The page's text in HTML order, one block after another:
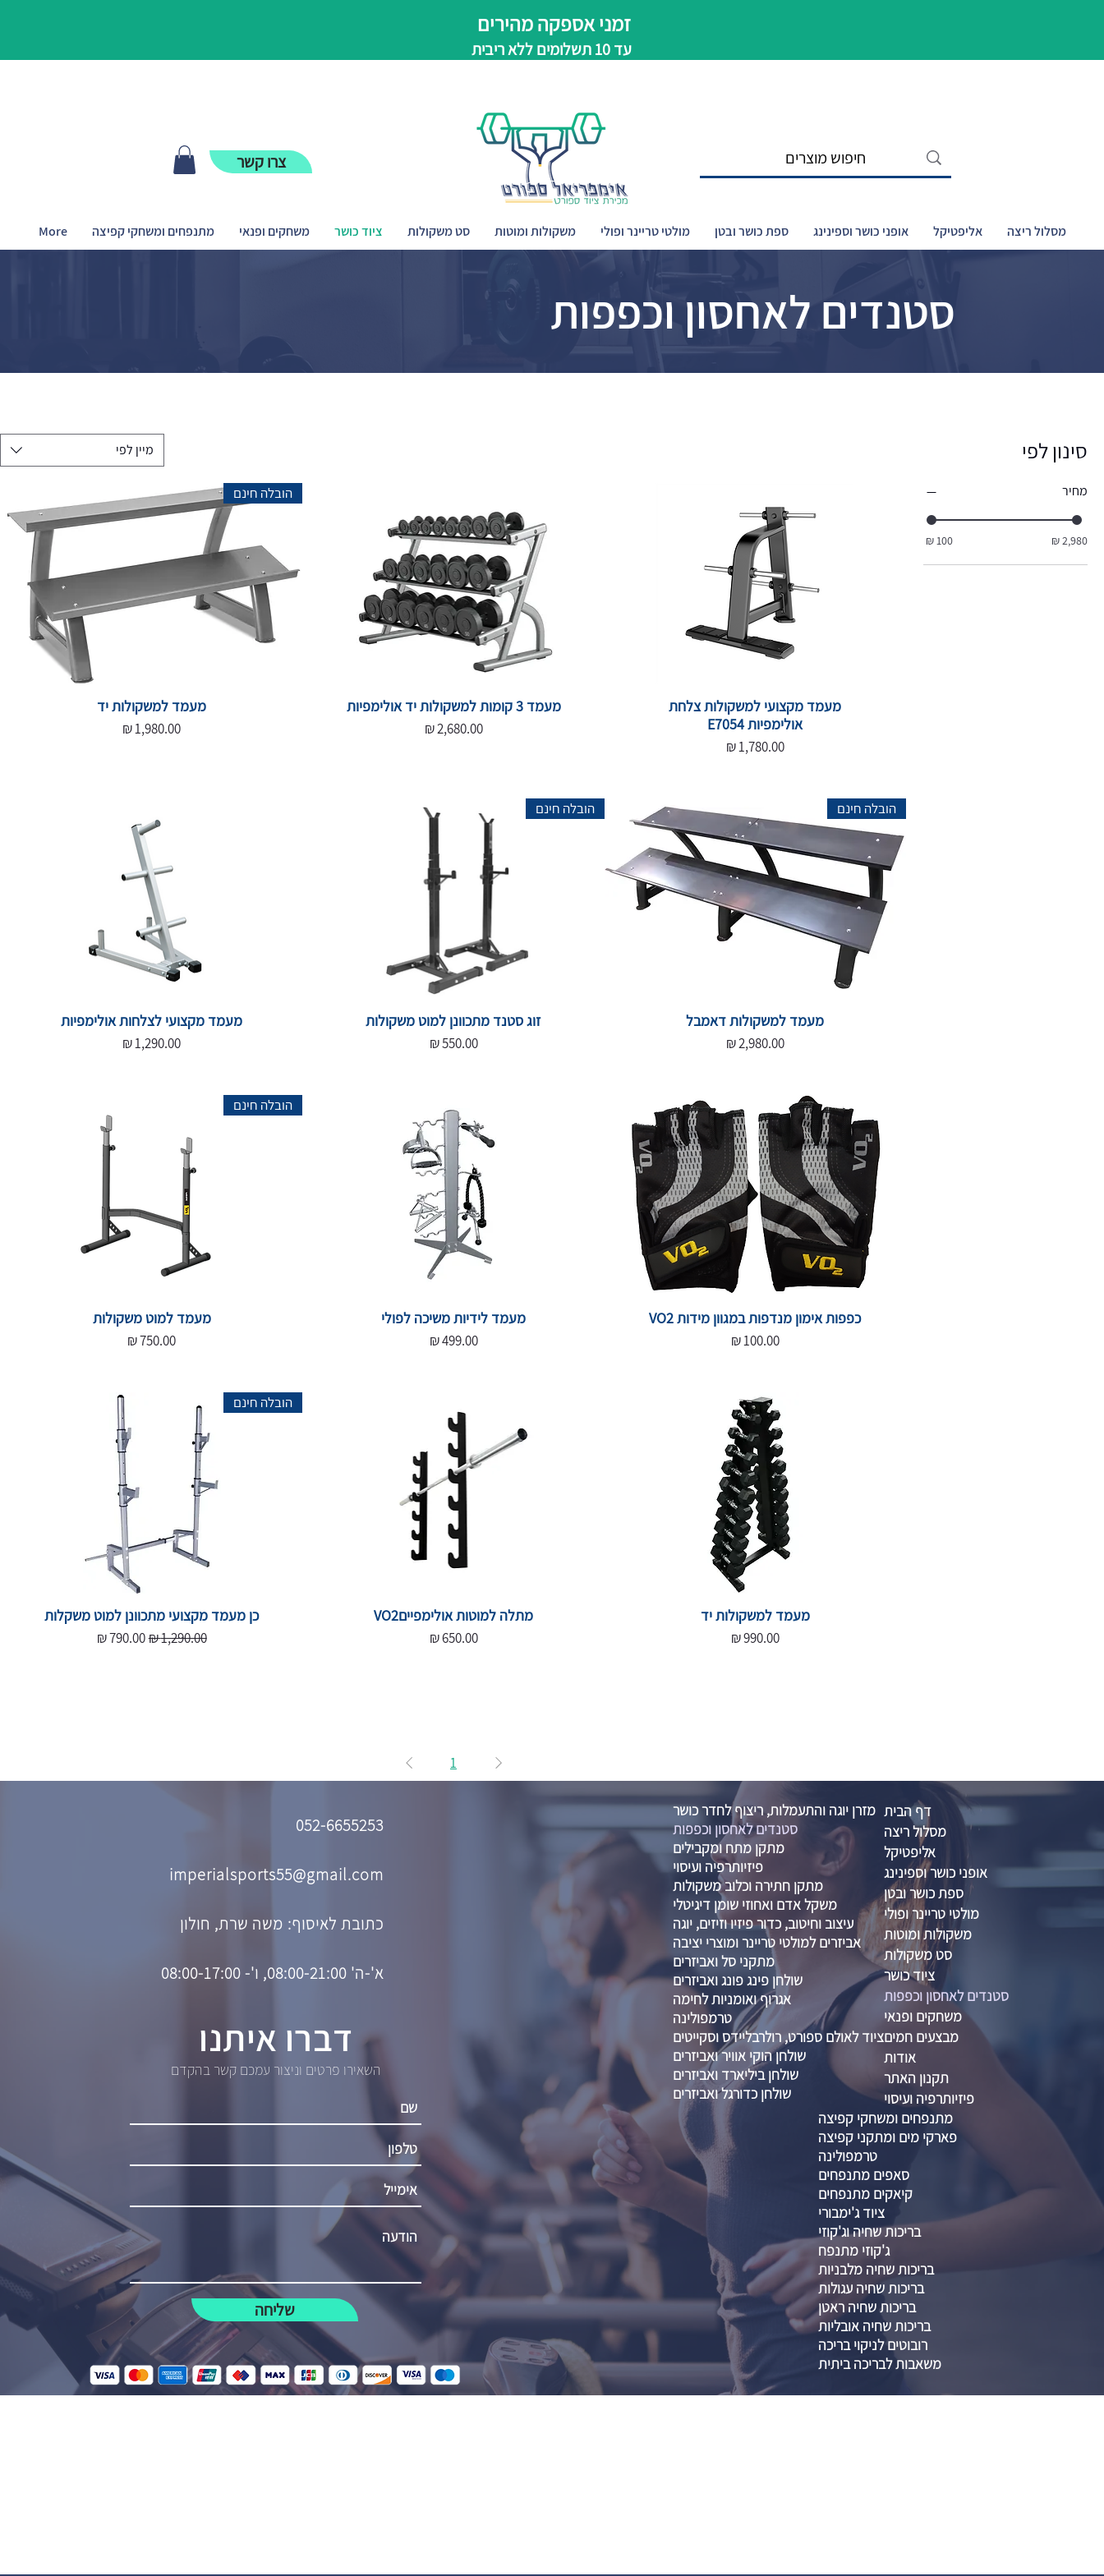
זמני אספקה מהירים
עד 10 תשלומים ללא ריבית
צרו קשר
מסלול ריצה אליפטיקל אופני כושר וספינינג ספת כושר ובטן מולטי טריינר ופולי משקולות ומוטות סט משקולות ציוד כושר משחקים ופנאי מתנפחים ומשחקי קפיצה More
סטנדים לאחסון וכפפות
סינון לפי
מחיר
מיין לפי
מעמד מקצועי למשקולות צלחת
אולימפיות E7054
מחיר‏1,780.00 ‏₪
מעמד 3 קומות למשקולות יד אולימפיות
מחיר‏2,680.00 ‏₪
הובלה חינם
מעמד למשקולות יד
מחיר
הובלה חינם
מעמד למשקולות דאמבל
מחיר‏2,980.00 ‏₪
הובלה חינם
זוג סטנד מתכוונן למוט משקולות
מחיר‏550.00 ‏₪
מעמד מקצועי לצלחות אולימפיות
מחיר
כפפות אימון מנדפות במגוון מידות VO2
מחיר‏100.00 ‏₪
מעמד לידיות משיכה לפולי
מחיר‏499.00 ‏₪
הובלה חינם
מעמד למוט משקולות
מחיר
מעמד למשקולות יד
מחיר‏990.00 ‏₪
מתלה למוטות אולימפייםVO2
מחיר‏650.00 ‏₪
הובלה חינם
כן מעמד מקצועי מתכוונן למוט משקלות
מחיר רגיל‏1,290.00 ‏₪ מחיר מבצע‏790.00 ‏₪
1
052-6655253
imperialsports55@gmail.com
כתובת לאיסוף: משה שרת, חולון
א'-ה' 08:00-21:00, ו'- 08:00-17:00
דברו איתנו
השאירו פרטים וניצור עמכם קשר בהקדם
שליחה
מזרן יוגה והתעמלות, ריצוף לחדר כושר
סטנדים לאחסון וכפפות
מתקן מתח ומקבילים
פיזיותרפיה ועיסוי
מתקן חתירה וכלוב משקולות
משקל אדם ואחוזי שומן דיגיטלי
עיצוב וחיטוב, כדור פיזיו וזיזים, יוגה
אביזרים למולטי טריינר ומוצרי יציבה
מתקני סל ואביזרים
שולחן פינג פונג ואביזרים
אגרוף ואומניות לחימה
טרמפולינה
ציוד לאולם ספורט, רולרבליידס וסקייטים
שולחן הוקי אוויר ואביזרים
שולחן ביליארד ואביזרים
שולחן כדורגל ואביזרים
דף הבית
מסלול ריצה
אליפטיקל
אופני כושר וספינינג
ספת כושר ובטן
מולטי טריינר ופולי
משקולות ומוטות
סט משקולות
ציוד כושר
סטנדים לאחסון וכפפות
משחקים ופנאי
מבצעים חמים
אודות
תקנון האתר
פיזיותרפיה ועיסוי
מתנפחים ומשחקי קפיצה
פארקי מים ומתקני קפיצה
טרמפולינה
סאפים מתנפחים
קיאקים מתנפחים
ציוד ג'ימבורי
בריכות שחיה וג'קוזי
ג'קוזי מתנפח
בריכות שחיה מלבניות
בריכות שחיה עגולות
בריכות שחיה ראטן
בריכות שחיה אובליות
רובוטים לניקוי בריכה
משאבות לבריכה ביתית